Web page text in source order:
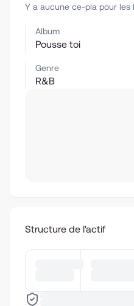
Y a aucune ce-pla pour les
Album
Pousse toi
Genre
R&B
Structure de l'actif